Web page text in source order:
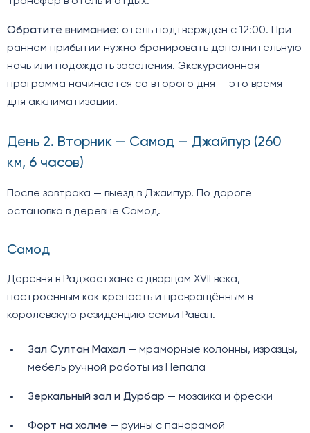
Обратите внимание: отель подтверждён с 12:00. При
раннем прибытии нужно бронировать дополнительную
ночь или подождать заселения. Экскурсионная
программа начинается со второго дня — это время
для акклиматизации.
День 2. Вторник — Самод — Джайпур (260
км, 6 часов)
После завтрака — выезд в Джайпур. По дороге
остановка в деревне Самод.
Самод
Деревня в Раджастхане с дворцом XVII века,
построенным как крепость и превращённым в
королевскую резиденцию семьи Равал.
Зал Султан Махал — мраморные колонны, изразцы,
мебель ручной работы из Непала
Зеркальный зал и Дурбар — мозаика и фрески
Форт на холме — руины с панорамой